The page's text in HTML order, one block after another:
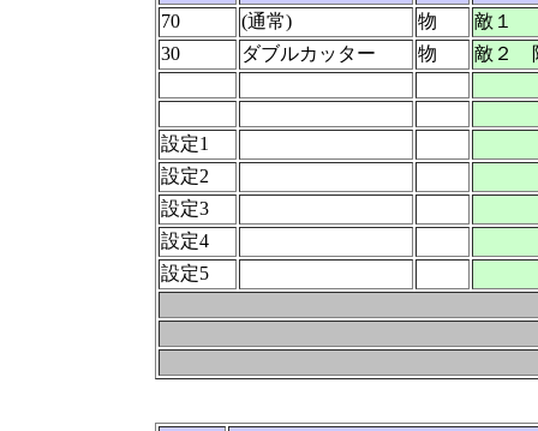
70
(通常) 物
敵１
30
ダブルカッター 物 敵２
設定1
設定2
設定3
設定4
設定5